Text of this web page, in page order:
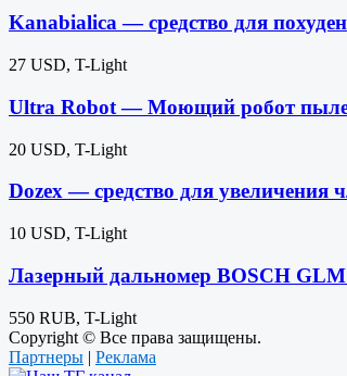
Kanabialica — средство для
27 USD, T-Light
Ultra Robot — Моющий робот
20 USD, T-Light
Dozex — средство для
10 USD, T-Light
Лазерный дальномер BOSCH
550 RUB, T-Light
Copyright © Все права защищены.
Партнеры | Реклама